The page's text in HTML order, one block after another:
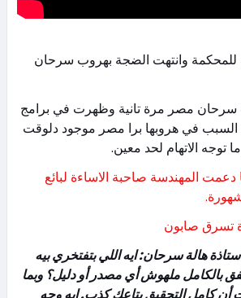
وانتهت الضجة بهروب سرحان
2011 رجعت سرحان مصر مرة تانية وظهرت في برامج
السبب في هروبها برا مصر موجود دلوقت
الاتهام لحد معين.
دعمت المهندسة صاحبة الاساءة لبائع
تسرق صابون
هالة سرحان: ايه اللي بتفتخري بيه
بالكامل ملهوش أي مصدر أو دليل؟ وبما